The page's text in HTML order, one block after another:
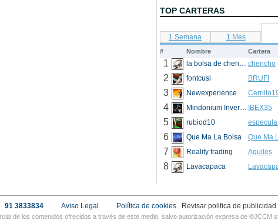
TOP CARTERAS
1 Semana 1 Mes
# Nombre Cartera
1 la bolsa de chencho chencho
2 fontcusi BRUFI
3 Newexperience
4 Mindonium Inversions IBEX35
5 rubiod10
6 Que Ma La Bolsa Que Ma
7 Reality trading Aquiles
8 Lavacapaca
91 3833834 Aviso Legal Revisar politica de publicidad
Política de cookies
de los contenidos ofrecidos a través de este medio, salvo autorización expresa de